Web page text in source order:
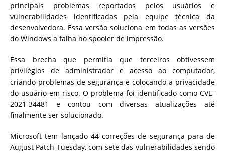
principais problemas reportados pelos usuários e
vulnerabilidades identificadas pela equipe técnica da
desenvolvedora. Essa versão soluciona em todas as versões
do Windows a falha no spooler de impressão.
Essa brecha que permitia que terceiros obtivessem
privilégios de administrador e acesso ao computador,
criando problemas de segurança e colocando a privacidade
do usuário em risco. O problema foi identificado como CVE-
2021-34481 e contou com diversas atualizações até
finalmente ser solucionado.
Microsoft tem lançado44 correções de segurança para de
August Patch Tuesday, com sete das vulnerabilidades sendo